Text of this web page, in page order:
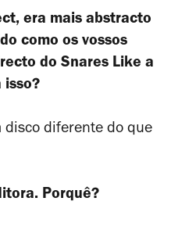
, era mais abstracto
como os vossos
do Snares Like a
isso?
disco diferente do que
Porquê?